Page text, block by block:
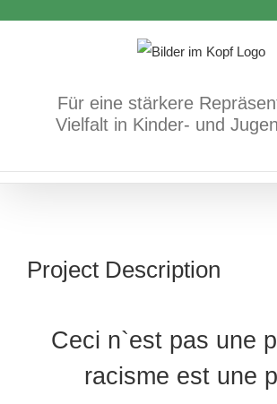
Für eine stärkere
Vielfalt in Kinder- und
Project Description
Ceci n`est pas une
racisme est une